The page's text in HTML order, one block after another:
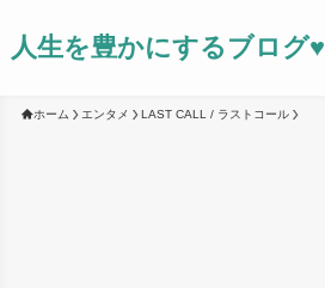
人生を豊かにするブログ♥
ホーム エンタメ LAST CALL / ラストコール